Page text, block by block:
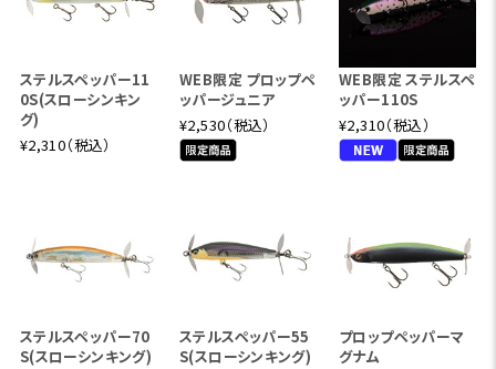
ステルスペッパー11
0S(スローシンキン
グ)
¥2,310（税込）
WEB限定 プロップペ
ッパージュニア
¥2,530（税込）
WEB限定 ステルスペ
ッパー110S
¥2,310（税込）
ステルスペッパー70
S(スローシンキング)
ステルスペッパー55
S(スローシンキング)
プロップペッパーマ
グナム